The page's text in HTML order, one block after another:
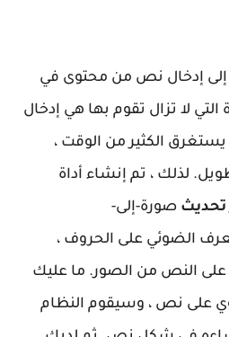
إلى إدخال نص من محتوى في
التي لا تزال تقوم بها هي إدخال
يستغرق الكثير من الوقت ،
لذلك ، تم إنشاء أداة
صورة-إلى-
الضوئي على الحروف ،
النص من الصور. ما عليك
على نص ، وسيقوم النظام